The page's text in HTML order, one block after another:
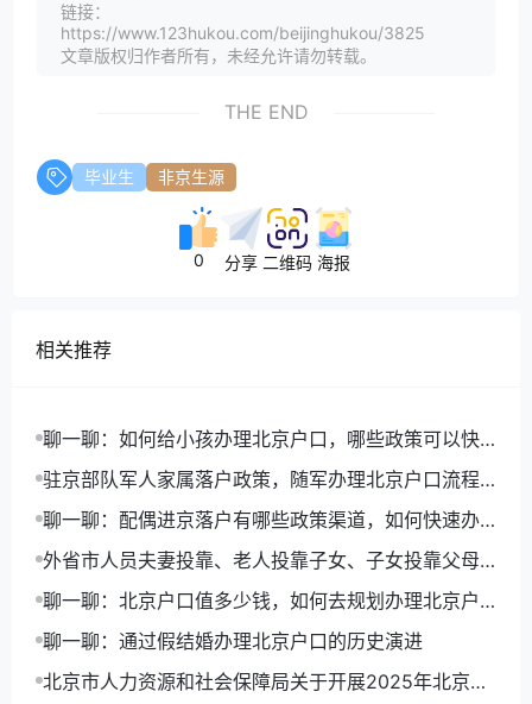
链接：
https://www.123hukou.com/beijinghukou/3825
文章版权归作者所有，未经允许请勿转载。
THE END
毕业生 非京生源
0 分享 二维码 海报
相关推荐
聊一聊：如何给小孩办理北京户口，哪些政策可以快
速落户
驻京部队军人家属落户政策，随军办理北京户口流程
详解
聊一聊：配偶进京落户有哪些政策渠道，如何快速办
理北京户口
外省市人员夫妻投靠、老人投靠子女、子女投靠父母
进京入非农业户口
聊一聊：北京户口值多少钱，如何去规划办理北京户
口路径
聊一聊：通过假结婚办理北京户口的历史演进
北京市人力资源和社会保障局关于开展2025年北京市